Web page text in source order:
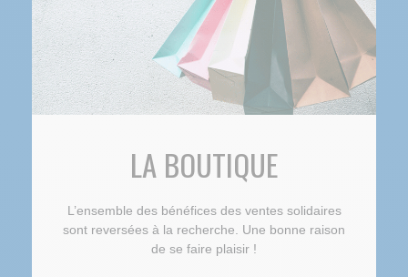
LA BOUTIQUE
L’ensemble des bénéfices des ventes solidaires
sont reversées à la recherche. Une bonne raison
de se faire plaisir !